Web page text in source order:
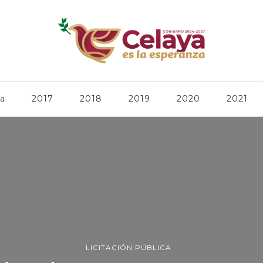
2017 2018 2019 2020 2021
LICITACIÓN PÚBLICA